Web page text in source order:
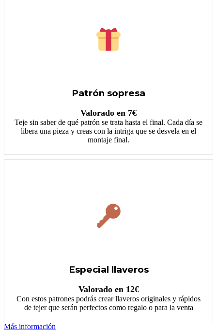
Patrón sopresa
Valorado en 7€
Teje sin saber de qué patrón se trata hasta el final. Cada día se
libera una pieza y creas con la intriga que se desvela en el
montaje final.
Especial llaveros
Valorado en 12€
Con estos patrones podrás crear llaveros originales y rápidos
de tejer que serán perfectos como regalo o para la venta
Más información